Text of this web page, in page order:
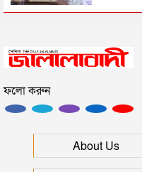
প্রধানমন্ত্রী
সিলেটে আরও
ফলো করুন
About Us